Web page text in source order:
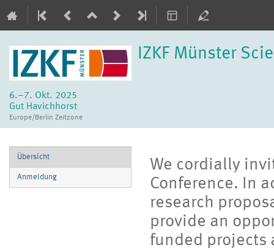
IZKF Münster
6.–7. Okt. 2025
Gut Havichhorst
Europe/Berlin Zeitzone
Veranstaltungsmenü
Übersicht
Anmeldung
We cordially
Conference. In
research
provide an
funded projects